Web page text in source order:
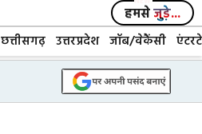
हमसेजुड़े...
छत्तीसगढ़ उत्तरप्रदेश जॉब/वेकैंसी